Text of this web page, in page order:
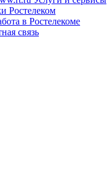
Ростелеком
в Ростелекоме
связь